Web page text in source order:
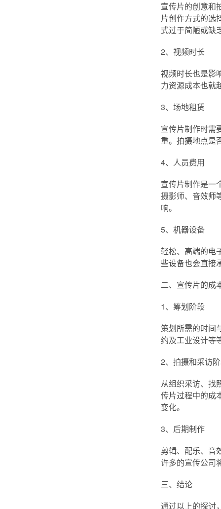
宣传片的创意和
片创作方式的选
式过于简陋或缺
2、视频时长
视频时长也是影
力资源成本也就
3、场地租赁
宣传片制作时需
重。拍摄地点是
4、人员费用
宣传片制作是一
摄影师、音效师
响。
5、机器设备
轻松、高端的电
些设备也会直接
二、宣传片的成
1、筹划阶段
策划所需的时间
约及工业设计等
2、拍摄和采访
从组织采访、找
传片过程中的成
变化。
3、后期制作
剪辑、配乐、音
许多的宣传公司
三、结论
通过以上的探讨